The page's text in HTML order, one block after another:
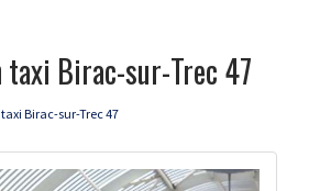
taxi Birac-sur-Trec 47
Birac-sur-Trec 47